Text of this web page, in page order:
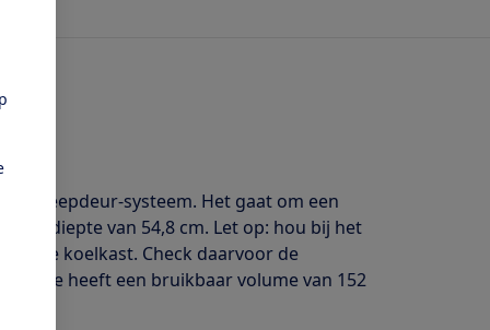
sleepdeur-systeem. Het gaat om een
een diepte van 54,8 cm. Let op: hou bij het
de koelkast. Check daarvoor de
heeft een bruikbaar volume van 152